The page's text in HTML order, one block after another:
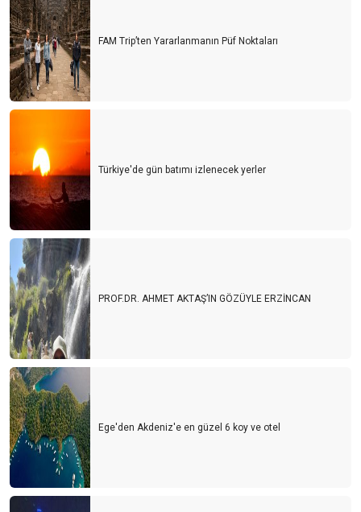
FAM Trip’ten Yararlanmanın Püf Noktaları
Türkiye'de gün batımı izlenecek yerler
PROF.DR. AHMET AKTAŞ’IN GÖZÜYLE ERZİNCAN
Ege'den Akdeniz'e en güzel 6 koy ve otel